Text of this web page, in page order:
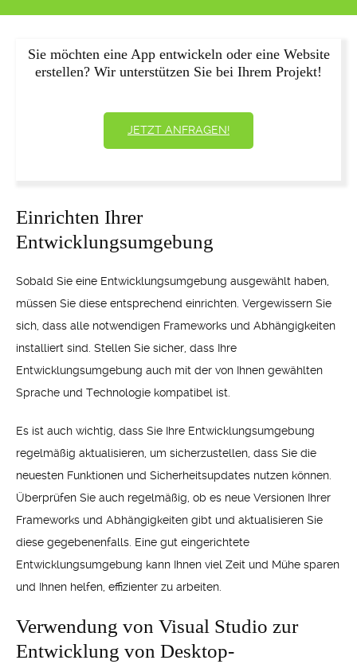
Sie möchten eine App entwickeln oder eine Website
erstellen? Wir unterstützen Sie bei Ihrem Projekt!
JETZT ANFRAGEN!
Einrichten Ihrer
Entwicklungsumgebung
Sobald Sie eine Entwicklungsumgebung ausgewählt haben,
müssen Sie diese entsprechend einrichten. Vergewissern Sie
sich, dass alle notwendigen Frameworks und Abhängigkeiten
installiert sind. Stellen Sie sicher, dass Ihre
Entwicklungsumgebung auch mit der von Ihnen gewählten
Sprache und Technologie kompatibel ist.
Es ist auch wichtig, dass Sie Ihre Entwicklungsumgebung
regelmäßig aktualisieren, um sicherzustellen, dass Sie die
neuesten Funktionen und Sicherheitsupdates nutzen können.
Überprüfen Sie auch regelmäßig, ob es neue Versionen Ihrer
Frameworks und Abhängigkeiten gibt und aktualisieren Sie
diese gegebenenfalls. Eine gut eingerichtete
Entwicklungsumgebung kann Ihnen viel Zeit und Mühe sparen
und Ihnen helfen, effizienter zu arbeiten.
Verwendung von Visual Studio zur
Entwicklung von Desktop-